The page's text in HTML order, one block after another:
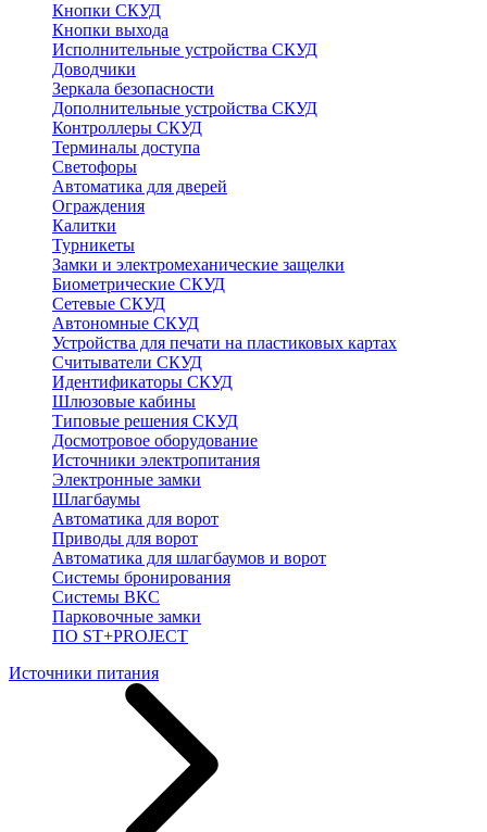
Кнопки СКУД
Кнопки выхода
Исполнительные устройства СКУД
Доводчики
Зеркала безопасности
Дополнительные устройства СКУД
Контроллеры СКУД
Терминалы доступа
Светофоры
Автоматика для дверей
Ограждения
Калитки
Турникеты
Замки и электромеханические защелки
Биометрические СКУД
Сетевые СКУД
Автономные СКУД
Устройства для печати на пластиковых картах
Считыватели СКУД
Идентификаторы СКУД
Шлюзовые кабины
Типовые решения СКУД
Досмотровое оборудование
Источники электропитания
Электронные замки
Шлагбаумы
Автоматика для ворот
Приводы для ворот
Автоматика для шлагбаумов и ворот
Системы бронирования
Системы ВКС
Парковочные замки
ПО ST+PROJECT
Источники питания